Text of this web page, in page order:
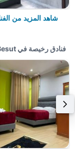
شاهد المزيد من
فنادق رخيصة في Kuala Besut